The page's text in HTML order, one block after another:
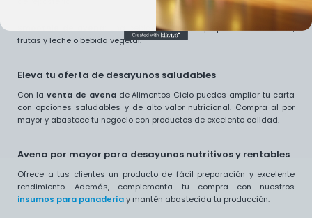
una bebida saludable preparada con avena,
frutas y leche o bebida vegetal.
Eleva tu oferta de desayunos saludables
Con la venta de avenade Alimentos Cielo puedes ampliar tu carta
con opciones saludables y de alto valor nutricional. Compra al por
mayor y abastece tu negocio con productos de excelente calidad.
Avena por mayor para desayunos nutritivos y rentables
Ofrece a tus clientes un producto de fácil preparación y excelente
rendimiento. Además, complementa tu compra con nuestros
insumos para panaderíay mantén abastecida tu producción.